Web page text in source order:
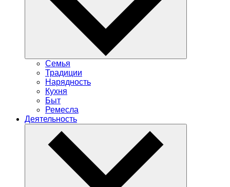
Семья
Традиции
Нарядность
Кухня
Быт
Ремесла
Деятельность